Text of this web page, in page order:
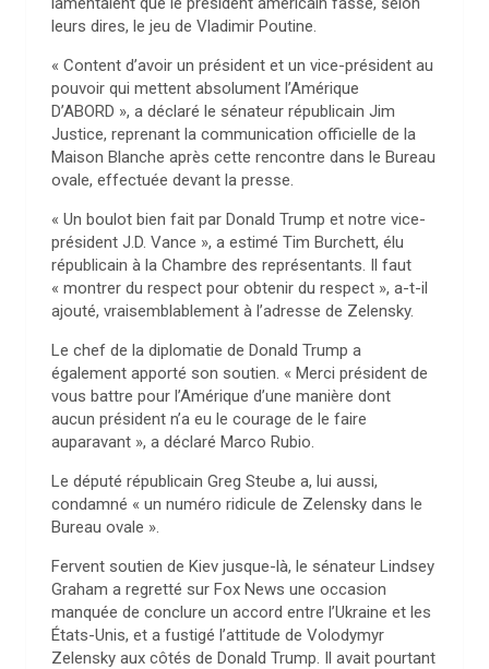
leurs dires, le jeu de Vladimir Poutine.
« Content d’avoir un président et un vice-président au
pouvoir qui mettent absolument l’Amérique
D’ABORD », a déclaré le sénateur républicain Jim
Justice, reprenant la communication officielle de la
Maison Blanche après cette rencontre dans le Bureau
ovale, effectuée devant la presse.
« Un boulot bien fait par Donald Trump et notre vice-
président J.D. Vance », a estimé Tim Burchett, élu
républicain à la Chambre des représentants. Il faut
« montrer du respect pour obtenir du respect », a-t-il
ajouté, vraisemblablement à l’adresse de Zelensky.
Le chef de la diplomatie de Donald Trump a
également apporté son soutien. « Merci président de
vous battre pour l’Amérique d’une manière dont
aucun président n’a eu le courage de le faire
auparavant », a déclaré Marco Rubio.
Le député républicain Greg Steube a, lui aussi,
condamné « un numéro ridicule de Zelensky dans le
Bureau ovale ».
Fervent soutien de Kiev jusque-là, le sénateur Lindsey
Graham a regretté sur Fox News une occasion
manquée de conclure un accord entre l’Ukraine et les
États-Unis, et a fustigé l’attitude de Volodymyr
Zelensky aux côtés de Donald Trump. Il avait pourtant